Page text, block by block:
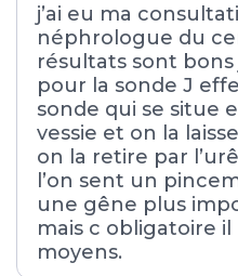
j’ai eu ma
néphrologue du
résultats sont
pour la sonde J
sonde qui se situe
vessie et on la
on la retire par
l’on sent un
une gêne plus
mais c obligatoire il
moyens.